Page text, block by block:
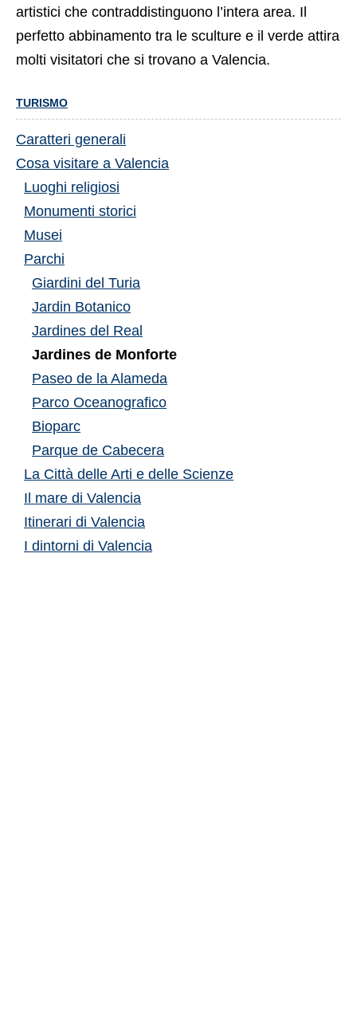
artistici che contraddistinguono l’intera area. Il
perfetto abbinamento tra le sculture e il verde attira
molti visitatori che si trovano a Valencia.
TURISMO
Caratteri generali
Cosa visitare a Valencia
Luoghi religiosi
Monumenti storici
Musei
Parchi
Giardini del Turia
Jardin Botanico
Jardines del Real
Jardines de Monforte
Paseo de la Alameda
Parco Oceanografico
Bioparc
Parque de Cabecera
La Città delle Arti e delle Scienze
Il mare di Valencia
Itinerari di Valencia
I dintorni di Valencia